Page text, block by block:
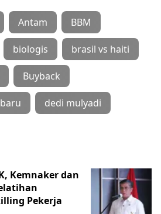
Antam BBM
biologis brasil vs haiti
Buyback
dedi mulyadi
Kemnaker dan
Pekerja